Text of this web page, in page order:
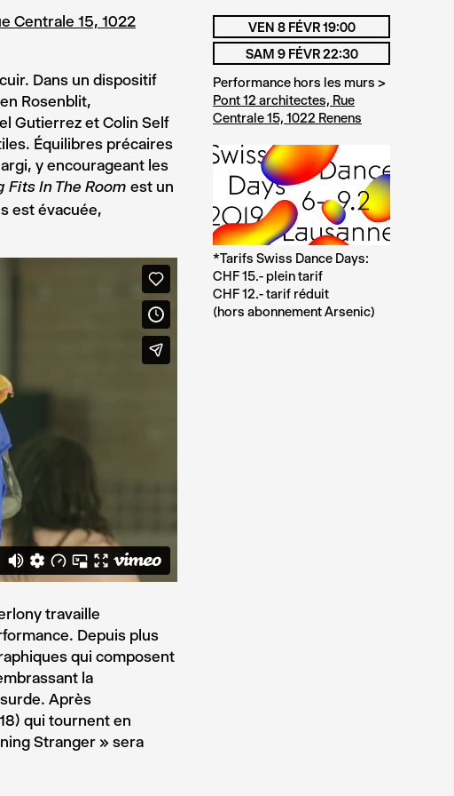
Centrale 15, 1022
Dans un dispositif
Rosenblit,
Gutierrez et Colin Self
Équilibres précaires
y encourageant les
Fits In The Room est un
est évacuée,
travaille
Depuis plus
qui composent
la
Après
qui tournent en
Stranger » sera
VEN 8 FÉVR 19:00
SAM 9 FÉVR 22:30
Performance hors les murs >
Pont 12 architectes, Rue
Centrale 15, 1022 Renens
*Tarifs Swiss Dance Days:
CHF 15.- plein tarif
CHF 12.- tarif réduit
(hors abonnement Arsenic)